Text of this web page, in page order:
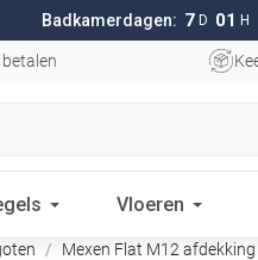
Badkamerdagen: 7 D 01 H
Vloeren
Mexen Flat M12